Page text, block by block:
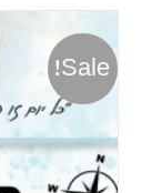
Sale!